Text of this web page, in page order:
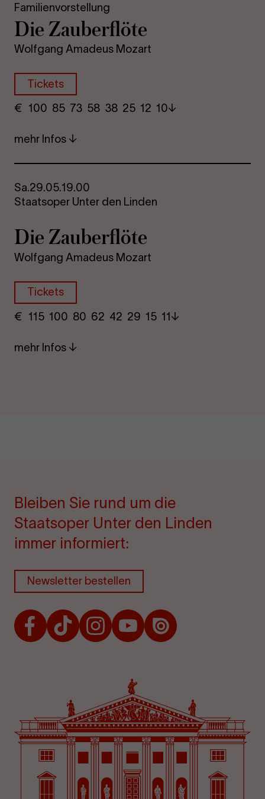
Familienvorstellung
Die Zau­ber­flö­te
Wolfgang Amadeus Mozart
Tickets
€ ​ 100 85 73​ 58 38 25​ 12 10
mehr Infos
Sa.29.05.19.00
Staatsoper Unter den Linden
Die Zau­ber­flö­te
Wolfgang Amadeus Mozart
Tickets
€ ​ 115 100 80​ 62 42 29​ 15 11
mehr Infos
Bleiben Sie rund um die
Staatsoper Unter den Linden
immer informiert:
Newsletter bestellen
FacebookTikTokInstagramYoutubeIssuu